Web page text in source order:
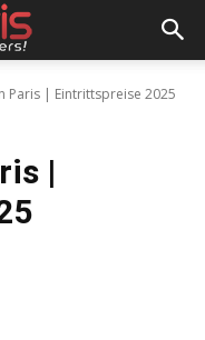
Paris | Eintrittspreise 2025
|